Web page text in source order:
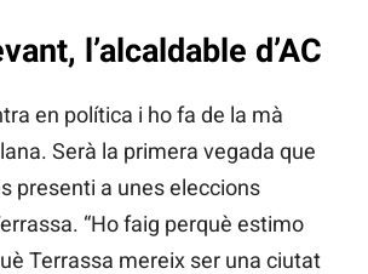
l’alcaldable d’AC
en política i ho fa de la mà
Serà la primera vegada que
presenti a unes eleccions
“Ho faig perquè estimo
Terrassa mereix ser una ciutat